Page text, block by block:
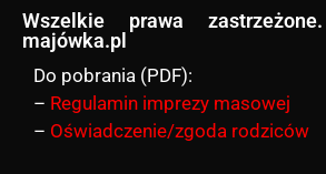
Wszelkie prawa
majówka.pl​
Do pobrania (PDF):
– Regulamin imprezy masowej
– Oświadczenie/zgoda rodziców